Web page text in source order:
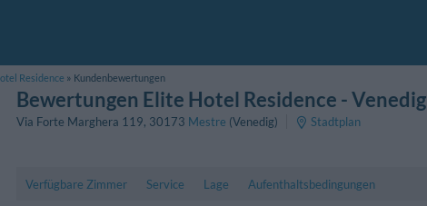
Residence Kundenbewertungen
Bewertungen Elite Hotel Residence - Venedig
Via Forte Marghera 119, 30173 Mestre (Venedig) Stadtplan
Verfügbare Zimmer Service Lage Aufenthaltsbedingungen